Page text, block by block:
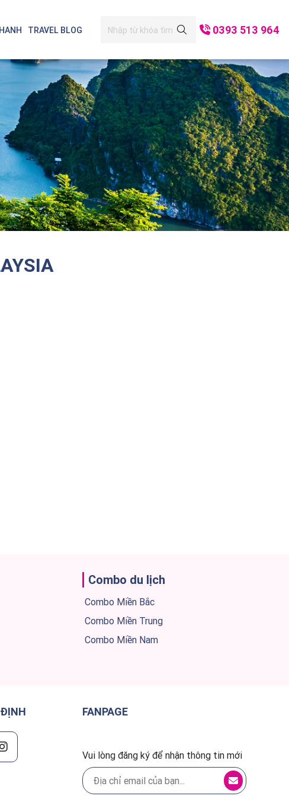
TRAVEL BLOG 0393 513 964
Thái Lan Mộc Châu - Mai Châu Đà Nẵng
Ninh Bình Hạ Long Cô Tô
Combo du lịch
Combo Miền Bắc
Combo Miền Trung
Combo Miền Nam
FANPAGE
Vui lòng đăng ký để nhận thông tin mới